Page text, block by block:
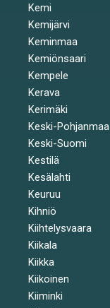
Kemi
Kemijärvi
Keminmaa
Kemiönsaari
Kempele
Kerava
Kerimäki
Keski-Pohjanmaa
Keski-Suomi
Kestilä
Kesälahti
Keuruu
Kihniö
Kiihtelysvaara
Kiikala
Kiikka
Kiikoinen
Kiiminki